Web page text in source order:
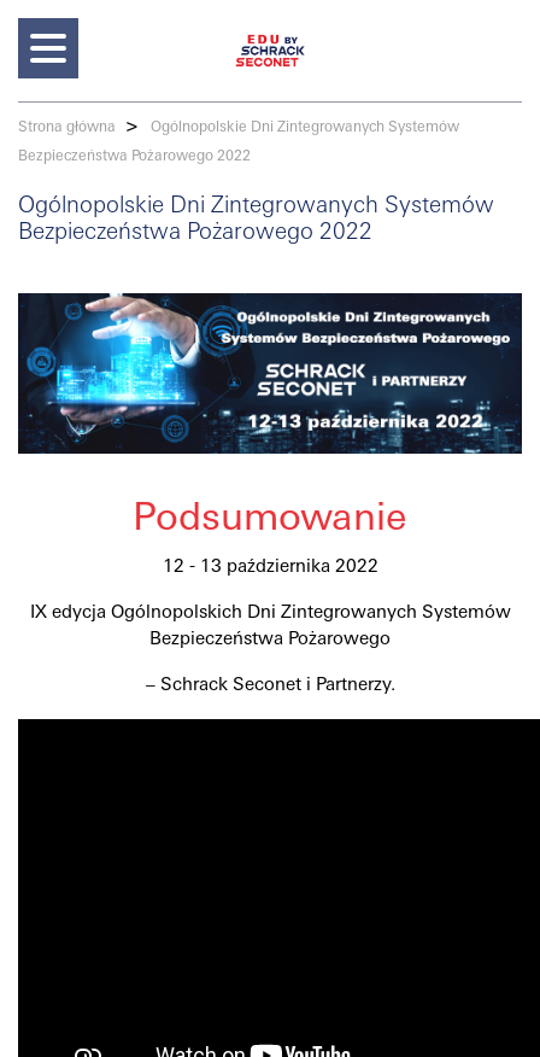
Strona główna >
Ogólnopolskie Dni Zintegrowanych Systemów
Bezpieczeństwa Pożarowego 2022
Ogólnopolskie Dni Zintegrowanych Systemów
Bezpieczeństwa Pożarowego 2022
Podsumowanie
12 - 13 października 2022
IX edycja Ogólnopolskich Dni Zintegrowanych Systemów
Bezpieczeństwa Pożarowego
– Schrack Seconet i Partnerzy.